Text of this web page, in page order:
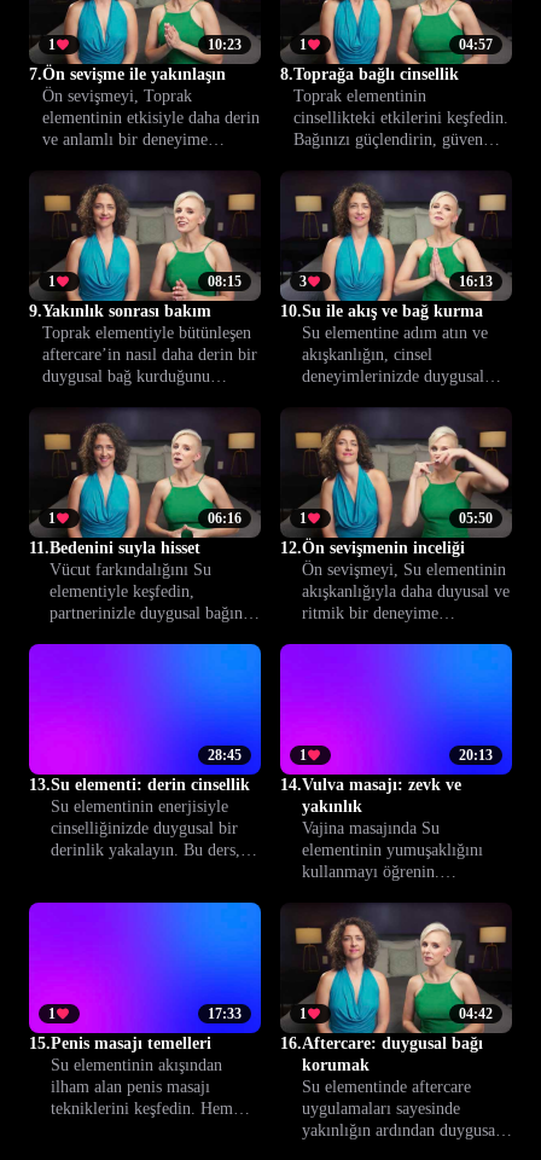
10:23
1
7.Ön sevişme ile yakınlaşın
Ön sevişmeyi, Toprak
elementinin etkisiyle daha derin
ve anlamlı bir deneyime
bağlantınızı güçlendirecek
duyusal teknikleri keşfedin.
04:57
1
8.Toprağa bağlı cinsellik
Toprak elementinin
cinsellikteki etkilerini keşfedin.
Bağınızı güçlendirin, güven
tatmin edici, derin deneyimler
yaşayın. Pratik önerilerle daha
bilinçli anlar oluşturun.
08:15
1
9.Yakınlık sonrası bakım
Toprak elementiyle bütünleşen
aftercare’in nasıl daha derin bir
duygusal bağ kurduğunu
güven ve şefkat oluşturmayı
öğrenin.
16:13
3
10.Su ile akış ve bağ kurma
Su elementine adım atın ve
akışkanlığın, cinsel
deneyimlerinizde duygusal
keşfedin. Daha samimi bir
ilişkinin başlangıcı sizi
bekliyor.
06:16
1
11.Bedenini suyla hisset
Vücut farkındalığını Su
elementiyle keşfedin,
partnerinizle duygusal bağınızı
05:50
1
12.Ön sevişmenin inceliği
Ön sevişmeyi, Su elementinin
akışkanlığıyla daha duyusal ve
ritmik bir deneyime
28:45
13.Su elementi: derin cinsellik
Su elementinin enerjisiyle
cinselliğinizde duygusal bir
derinlik yakalayın. Bu ders,
20:13
1
14.Vulva masajı: zevk ve
yakınlık
Vajina masajında Su
elementinin yumuşaklığını
kullanmayı öğrenin.
duygusal huzurunu
önceleyerek bağlantınızı
derinleştirecek tekniklerle
tanışın.
17:33
1
15.Penis masajı temelleri
Su elementinin akışından
ilham alan penis masajı
tekniklerini keşfedin. Hem
04:42
1
16.Aftercare: duygusal bağı
korumak
Su elementinde aftercare
uygulamaları sayesinde
yakınlığın ardından duygusal